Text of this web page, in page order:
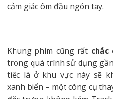
cảm giác ôm đầu ngón tay.
Khung phím cũng rất chắc
trong quá trình sử dụng
tiếc là ở khu vực này sẽ
xanh biển – một công cụ